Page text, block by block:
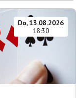
Do, 13.08.2026
18:30